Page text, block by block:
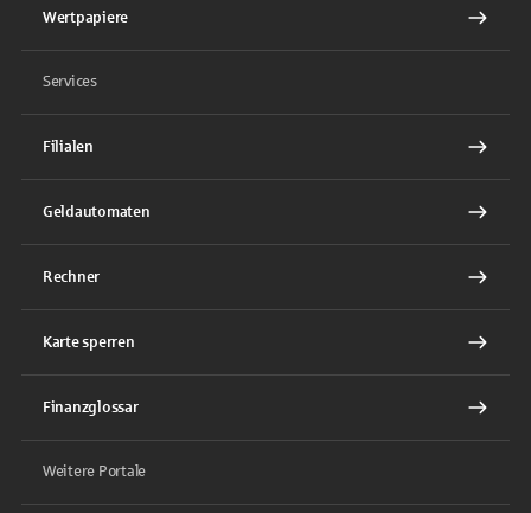
Wertpapiere
Services
Filialen
Geldautomaten
Rechner
Karte sperren
Finanzglossar
Weitere Portale